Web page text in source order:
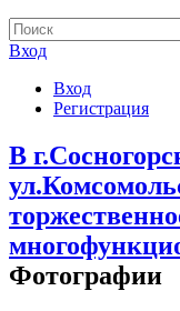
Вход
Вход
Регистрация
В
Фотографии